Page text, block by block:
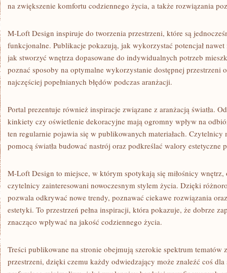
na zwiększenie komfortu codziennego życia, a także rozwiązania
M-Loft Design inspiruje do tworzenia przestrzeni, które są
funkcjonalne. Publikacje pokazują, jak wykorzystać potencjał
jak stworzyć wnętrza dopasowane do indywidualnych potrzeb
poznać sposoby na optymalne wykorzystanie dostępnej przestrzeni
najczęściej popełnianych błędów podczas aranżacji.
Portal prezentuje również inspiracje związane z aranżacją światła.
kinkiety czy oświetlenie dekoracyjne mają ogromny wpływ na
ten regularnie pojawia się w publikowanych materiałach. Czytelnicy
pomocą światła budować nastrój oraz podkreślać walory estetyczne
M-Loft Design to miejsce, w którym spotykają się miłośnicy
czytelnicy zainteresowani nowoczesnym stylem życia. Dzięki
pozwala odkrywać nowe trendy, poznawać ciekawe rozwiązania
estetyki. To przestrzeń pełna inspiracji, która pokazuje, że dobrze
znacząco wpływać na jakość codziennego życia.
Treści publikowane na stronie obejmują szerokie spektrum tematów
przestrzeni, dzięki czemu każdy odwiedzający może znaleźć coś